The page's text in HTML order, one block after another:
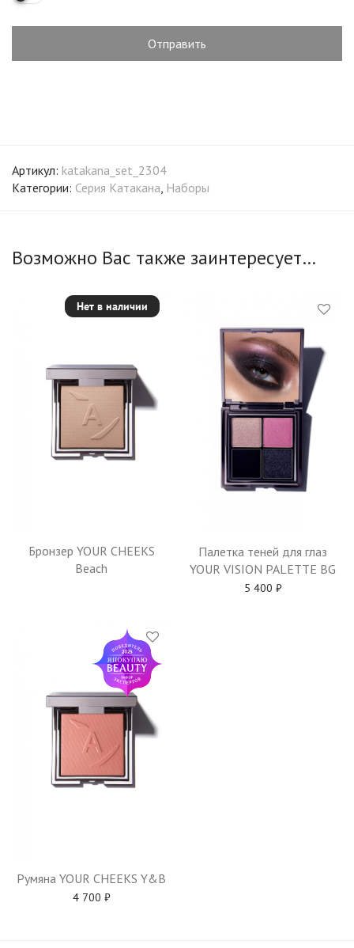
Артикул: katakana_set_2304
Категории: Серия Катакана, Наборы
Возможно Вас также заинтересует…
Нет в наличии
Бронзер YOUR CHEEKS
Beach
Палетка теней для глаз
YOUR VISION PALETTE BG
5 400 ₽
Румяна YOUR CHEEKS Y&B
4 700 ₽